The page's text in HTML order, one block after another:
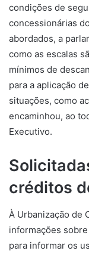
condições de
concessionárias
abordados, a
como as escalas
mínimos de
para a aplicação
situações, como
encaminhou, ao
Executivo.
créditos
À Urbanização de
informações
para informar os